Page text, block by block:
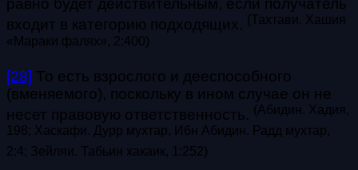
равно будет действительным, если получатель
входит в категорию подходящих. (Тахтави. Хашия
«Мараки фалях», 2:400)
[28] То есть взрослого и дееспособного
(вменяемого), поскольку в ином случае он не
несет правовую ответственность. (Абидин. Хадия,
198; Хаскафи. Дурр мухтар, Ибн Абидин. Радд мухтар,
2:4; Зейляи. Табьин хакаик, 1:252)